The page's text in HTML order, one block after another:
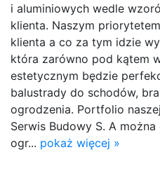
i aluminiowych wedle
klienta. Naszym
klienta a co za tym idzie
która zarówno pod kątem
estetycznym będzie
balustrady do schodów,
ogrodzenia. Portfolio
Serwis Budowy S. A
ogr... pokaż więcej »